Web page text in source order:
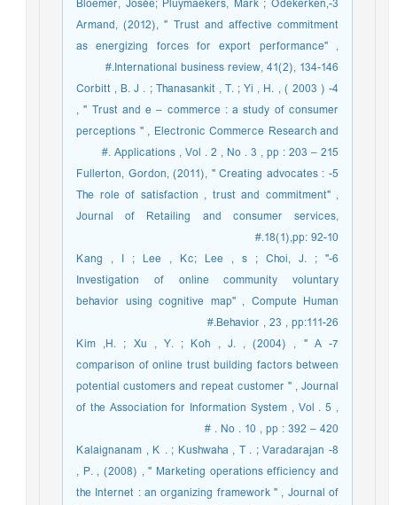
3-Bloemer, Josée; Pluymaekers, Mark ; Odekerken,
Armand, (2012), " Trust and affective commitment
as energizing forces for export performance" ,
International business review, 41(2), 134-146.#
4- Corbitt , B. J . ; Thanasankit , T. ; Yi , H. , ( 2003 )
, " Trust and e – commerce : a study of consumer
perceptions " , Electronic Commerce Research and
Applications , Vol . 2 , No . 3 , pp : 203 – 215 .#
5- Fullerton, Gordon, (2011), " Creating advocates :
The role of satisfaction , trust and commitment" ,
Journal of Retailing and consumer services,
18(1),pp: 92-10.#
6-Kang , I ; Lee , Kc; Lee , s ; Choi, J. ; "
Investigation of online community voluntary
behavior using cognitive map" , Compute Human
Behavior , 23 , pp:111-26.#
7- Kim ,H. ; Xu , Y. ; Koh , J. , (2004) , " A
comparison of online trust building factors between
potential customers and repeat customer " , Journal
of the Association for Information System , Vol . 5 ,
No . 10 , pp : 392 – 420 . #
8- Kalaignanam , K . ; Kushwaha , T . ; Varadarajan
, P. , (2008) , " Marketing operations efficiency and
the Internet : an organizing framework " , Journal of